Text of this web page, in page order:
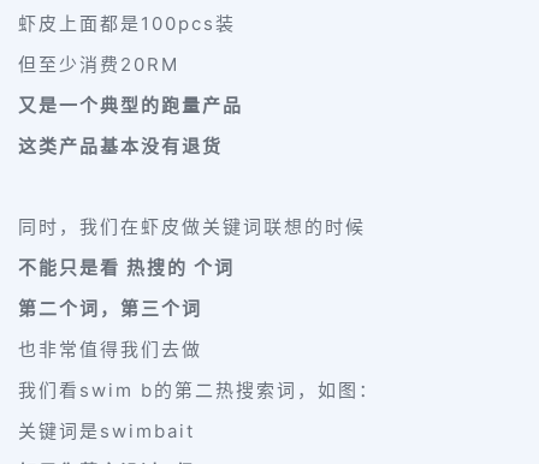
虾皮上面都是100pcs装
但至少消费20RM
又是一个典型的跑量产品
这类产品基本没有退货
同时，我们在虾皮做关键词联想的时候
不能只是看 热搜的 个词
第二个词，第三个词
也非常值得我们去做
我们看swim b的第二热搜索词，如图：
关键词是swimbait